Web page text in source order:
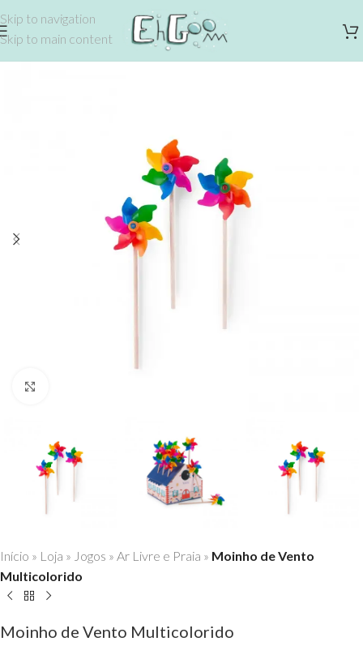
Skip to navigation
Skip to main content
Início » Loja » Jogos » Ar Livre e Praia » Moinho de Vento
Multicolorido
Moinho de Vento Multicolorido